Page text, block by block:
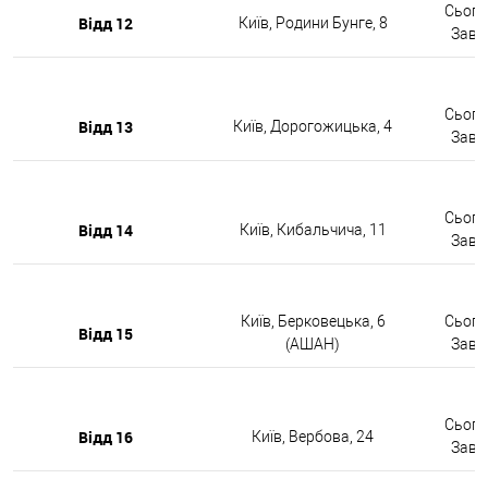
Відд 12 Київ, Родини Бунге, 8
Відд 13 Київ, Дорогожицька, 4
Відд 14 Київ, Кибальчича, 11
Відд 15
Київ, Берковецька, 6
(АШАН)
Відд 16 Київ, Вербова, 24